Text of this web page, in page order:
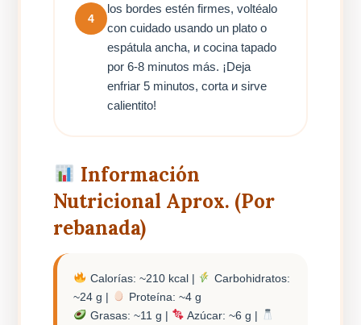
4
los bordes estén firmes, voltéalo
con cuidado usando un plato o
espátula ancha, и cocina tapado
por 6-8 minutos más. ¡Deja
enfriar 5 minutos, corta и sirve
calientito!
Información
Nutricional Aprox. (Por
rebanada)
Calorías: ~210 kcal |
Carbohidratos:
~24 g |
Proteína: ~4 g
Grasas: ~11 g |
Azúcar: ~6 g |